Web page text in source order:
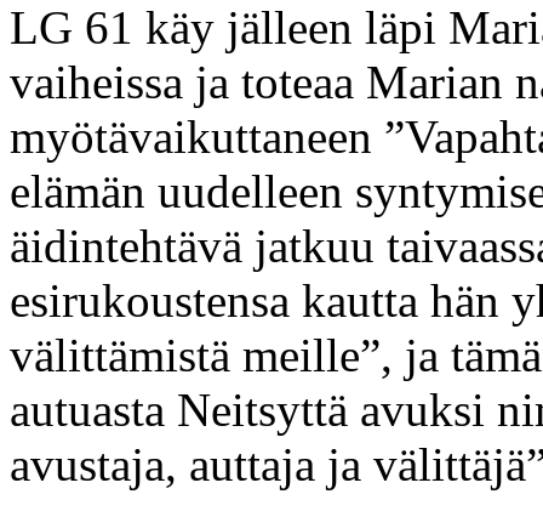
LG 61 käy jälleen läpi
vaiheissa ja toteaa Marian
myötävaikuttaneen
elämän uudelleen
äidintehtävä jatkuu
esirukoustensa kautta hän
välittämistä meille”, ja
autuasta Neitsyttä avuksi
avustaja, auttaja ja